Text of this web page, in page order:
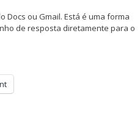
ou Gmail. Está é uma forma
de resposta diretamente para o